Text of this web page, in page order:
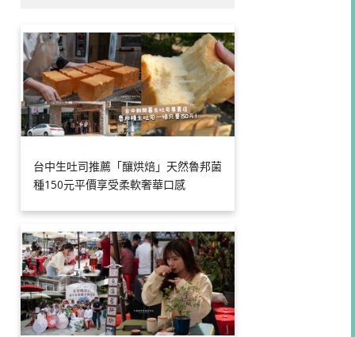
台中生吐司推薦「釀烘焙」天然魯邦菌
種150元平價享受柔軟奢華口感